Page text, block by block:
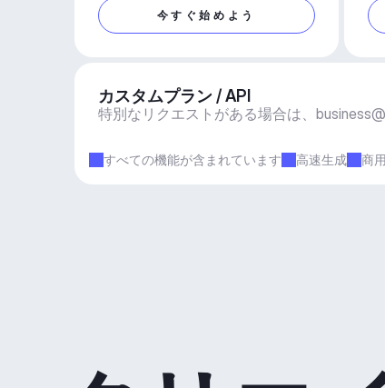
今すぐ始めよう
カスタムプラン / API
特別なリクエストがある場合は、
すべての機能が含まれています 高速生成 商